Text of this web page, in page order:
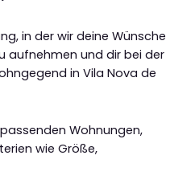
in der wir deine Wünsche
aufnehmen und dir bei der
in Vila Nova de
Wohnungen,
wie Größe,